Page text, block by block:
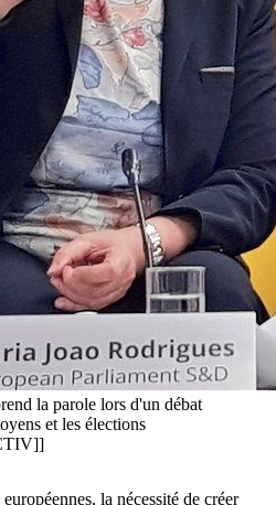
la parole lors d'un débat
et les élections
la nécessité de créer